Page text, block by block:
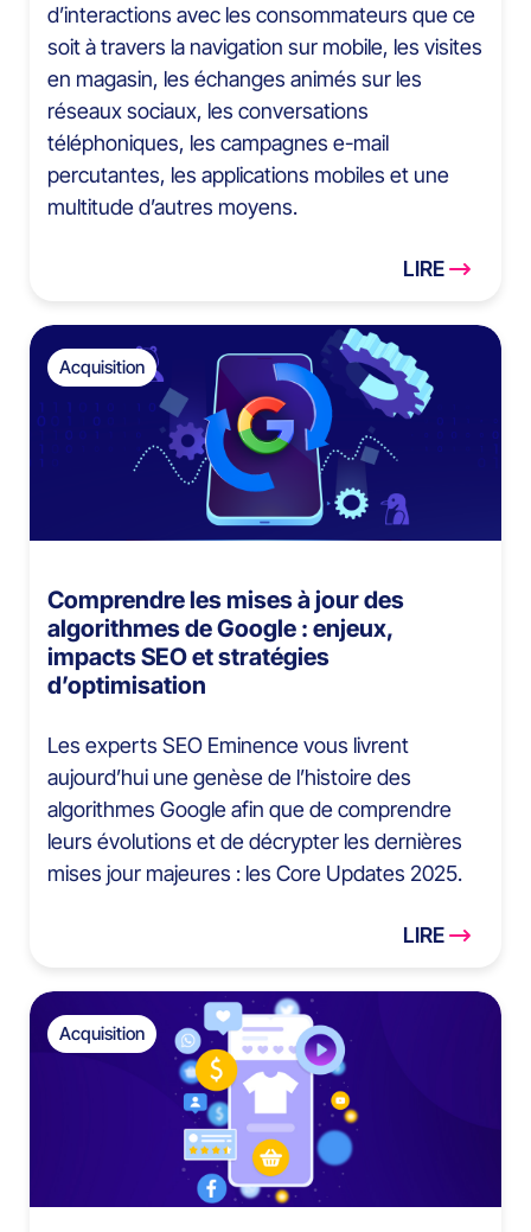
d’interactions avec les consommateurs que ce
soit à travers la navigation sur mobile, les visites
en magasin, les échanges animés sur les
réseaux sociaux, les conversations
téléphoniques, les campagnes e-mail
percutantes, les applications mobiles et une
multitude d’autres moyens.
LIRE
Acquisition
Comprendre les mises à jour des
algorithmes de Google : enjeux,
impacts SEO et stratégies
d’optimisation
Les experts SEO Eminence vous livrent
aujourd’hui une genèse de l’histoire des
algorithmes Google afin que de comprendre
leurs évolutions et de décrypter les dernières
mises jour majeures : les Core Updates 2025.
LIRE
Acquisition